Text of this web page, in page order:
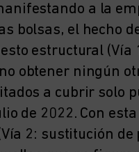
a la
bolsas, el hecho
estructural (Vía
obtener ningún
a cubrir solo
de 2022. Con
2: sustitución